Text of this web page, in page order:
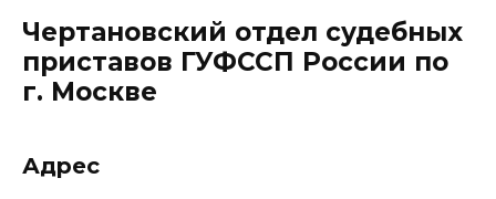
Чертановский отдел судебных
приставов ГУФССП России по
г. Москве
Адрес